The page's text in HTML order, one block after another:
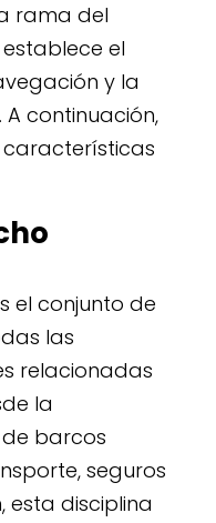
rama del
el
y la
continuación,
características
el conjunto de
las
relacionadas
la
barcos
seguros
esta disciplina